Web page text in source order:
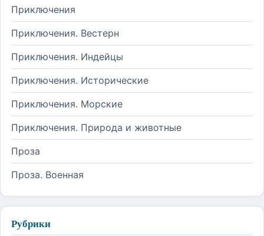
Приключения
Приключения. Вестерн
Приключения. Индейцы
Приключения. Исторические
Приключения. Морские
Приключения. Природа и животные
Проза
Проза. Военная
Рубрики